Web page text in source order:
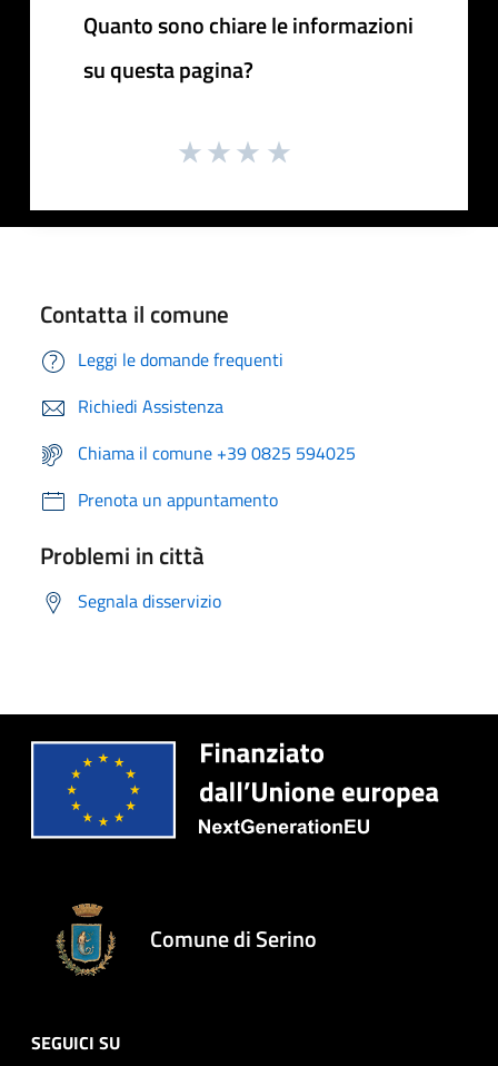
Quanto sono chiare le informazioni
su questa pagina?
Contatta il comune
Leggi le domande frequenti
Richiedi Assistenza
Chiama il comune +39 0825 594025
Prenota un appuntamento
Problemi in città
Segnala disservizio
Comune di Serino
SEGUICI SU